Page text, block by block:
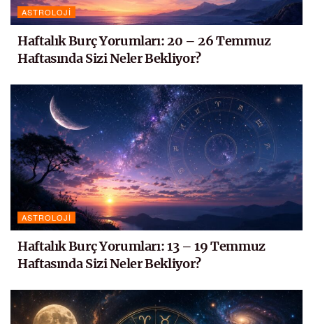
ASTROLOJI
Haftalık Burç Yorumları: 20 – 26 Temmuz
Haftasında Sizi Neler Bekliyor?
ASTROLOJI
Haftalık Burç Yorumları: 13 – 19 Temmuz
Haftasında Sizi Neler Bekliyor?